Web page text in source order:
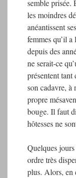
semble prisée.
les moindres
anéantissent
femmes qu’il
depuis des
ne serait-ce
présentent
son cadavre, à
propre
bouge. Il faut
hôtesses ne
Quelques
ordre très
plus. Alors, en